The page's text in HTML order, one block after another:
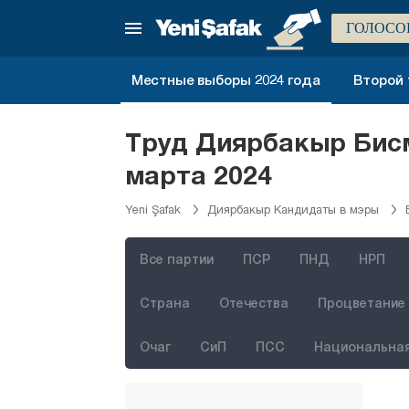
Местные выборы 2024 года Второй
Труд Диярбакыр
марта 2024
Yeni Şafak Диярбакыр Кандидаты в мэры
Все партии ПСР ПНД НРП
Страна Отечества Процветание
Очаг СиП ПСС
Батман
Битлис
Болу
Бурса
Чорум